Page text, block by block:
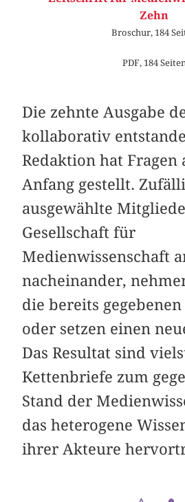
Zehn
Broschur, 184
PDF, 184 Seiten
Die zehnte Ausgabe
kollaborativ
Redaktion hat Fragen
Anfang gestellt.
ausgewählte
Gesellschaft für
Medienwissenschaft
nacheinander,
die bereits
oder setzen einen
Das Resultat sind
Kettenbriefe zum
Stand der
das heterogene
ihrer Akteure